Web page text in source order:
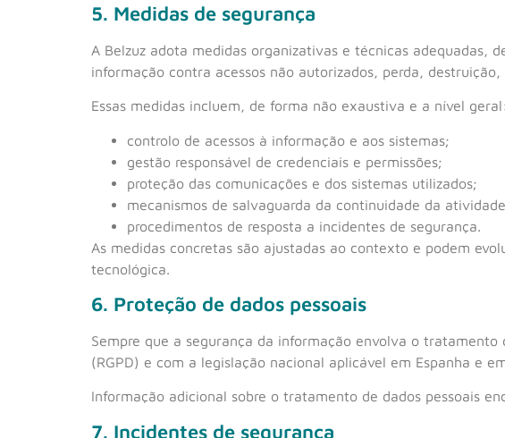
5. Medidas de segurança
A Belzuz adota medidas organizativas e técnicas adequadas,
informação contra acessos não autorizados, perda,
Essas medidas incluem, de forma não exaustiva e a nível geral:
controlo de acessos à informação e aos sistemas;
gestão responsável de credenciais e permissões;
proteção das comunicações e dos sistemas utilizados;
mecanismos de salvaguarda da continuidade da
procedimentos de resposta a incidentes de segurança.
As medidas concretas são ajustadas ao contexto e podem
tecnológica.
6. Proteção de dados pessoais
Sempre que a segurança da informação envolva o
(RGPD) e com a legislação nacional aplicável em Espanha e
Informação adicional sobre o tratamento de dados pessoais
7. Incidentes de segurança